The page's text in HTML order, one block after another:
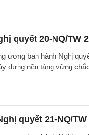
quyết 20-NQ/TW
ương ban hành Nghị
dựng nền tảng vững
quyết 21-NQ/TW